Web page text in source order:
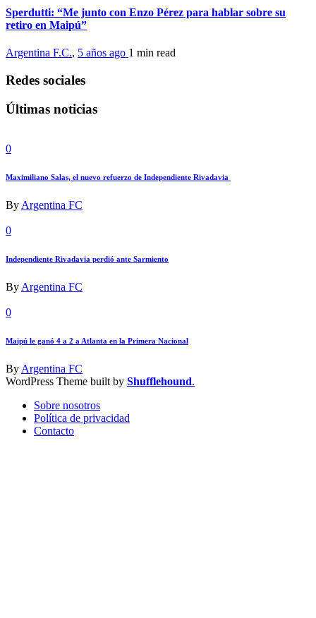
Sperdutti: “Me junto con Enzo Pérez para hablar sobre su
retiro en Maipú”
Argentina F.C., 5 años ago 1 min read
Redes sociales
Últimas noticias
0
Maximiliano Salas, el nuevo refuerzo de Independiente Rivadavia
By Argentina FC
0
Independiente Rivadavia perdió ante Sarmiento
By Argentina FC
0
Maipú le ganó 4 a 2 a Atlanta en la Primera Nacional
By Argentina FC
WordPress Theme built by Shufflehound.
Sobre nosotros
Política de privacidad
Contacto